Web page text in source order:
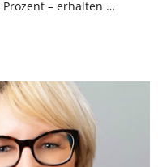
– erhalten …